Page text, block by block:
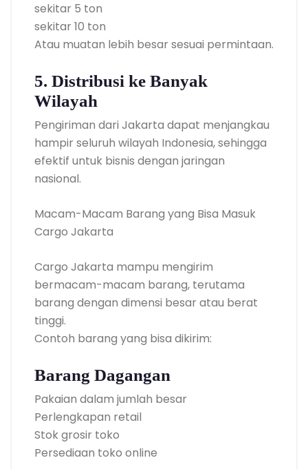
sekitar 5 ton
sekitar 10 ton
Atau muatan lebih besar sesuai permintaan.
5. Distribusi ke Banyak
Wilayah
Pengiriman dari Jakarta dapat menjangkau
hampir seluruh wilayah Indonesia, sehingga
efektif untuk bisnis dengan jaringan
nasional.
Macam-Macam Barang yang Bisa Masuk
Cargo Jakarta
Cargo Jakarta mampu mengirim
bermacam-macam barang, terutama
barang dengan dimensi besar atau berat
tinggi.
Contoh barang yang bisa dikirim:
Barang Dagangan
Pakaian dalam jumlah besar
Perlengkapan retail
Stok grosir toko
Persediaan toko online